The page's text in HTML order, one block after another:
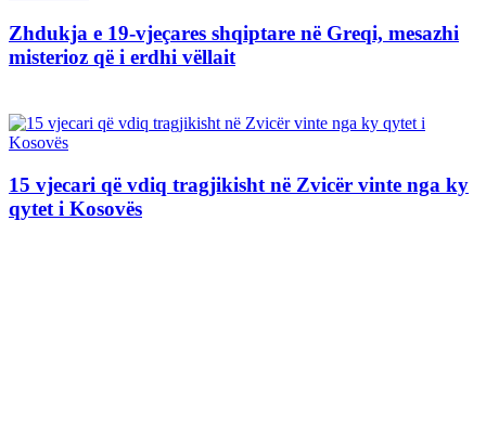
Zhdukja e 19-vjeçares shqiptare në Greqi, mesazhi
misterioz që i erdhi vëllait
15 vjecari që vdiq tragjikisht në Zvicër vinte nga ky
qytet i Kosovës